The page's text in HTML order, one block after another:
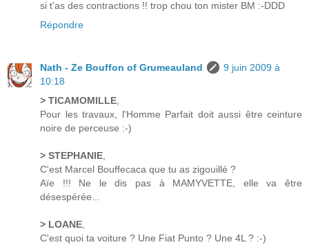
si t'as des contractions !! trop chou ton mister BM :-DDD
Répondre
Nath - Ze Bouffon of Grumeauland
9 juin 2009 à
10:18
> TICAMOMILLE
Pour les travaux, l'Homme Parfait doit aussi être ceinture
noire de perceuse :-)
> STEPHANIE
C'est Marcel Bouffecaca que tu as zigouillé ?
Aïe !!! Ne le dis pas à MAMYVETTE, elle va être
désespérée...
> LOANE
C'est quoi ta voiture ? Une Fiat Punto ? Une 4L ? :-)